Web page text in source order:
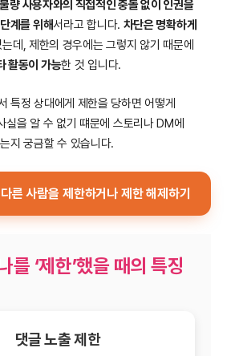
량 사용자와의 직접적인 충돌 없이 인권을
계를 위해서라고 합니다. 차단은 명확하게
데, 제한의 경우에는 그렇지 않기 때문에
활동이 가능한 것 입니다.
특정 상대에게 제한을 당하면 어떻게
실을 알 수 없기 떄문에 스토리나 DM에
지 궁금할 수 있습니다.
른 사람을 제한하거나 제한 해제하기
를 ‘제한’했을 때의 특징
댓글 노출 제한